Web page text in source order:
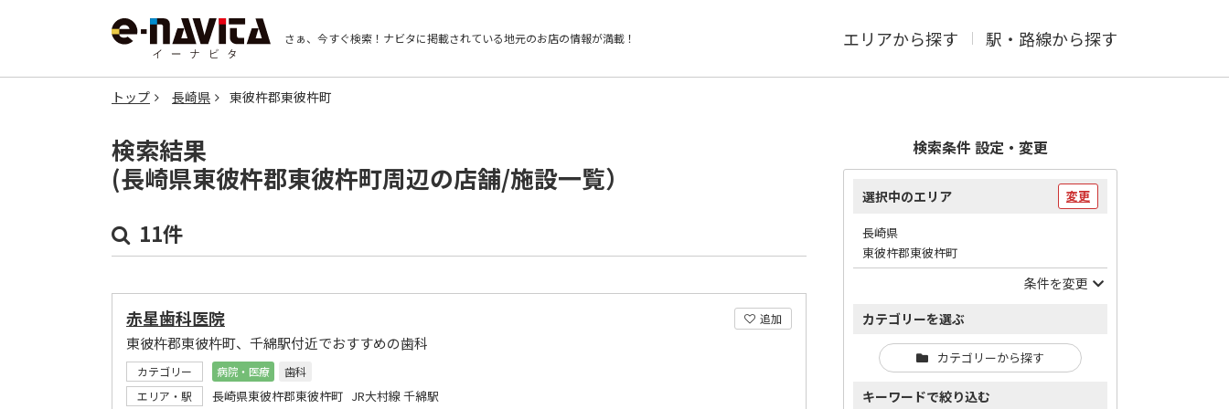
さぁ、今すぐ検索！ ナビタに掲載されている地元のお店の情報が満載！ エリアから探す 駅・路線から探す
トップ 長崎県 東彼杵郡東彼杵町
検索結果
(長崎県東彼杵郡東彼杵町周辺の店舗/施設一覧）
11件
追加
赤星歯科医院
東彼杵郡東彼杵町、千綿駅付近でおすすめの歯科
カテゴリー 病院・医療
歯科
エリア・駅
長崎県東彼杵郡東彼杵町 JR大村線 千綿駅
検索条件 設定・変更
選択中のエリア 変更
長崎県
東彼杵郡東彼杵町
条件を変更
カテゴリーを選ぶ
カテゴリーから探す
キーワードで絞り込む